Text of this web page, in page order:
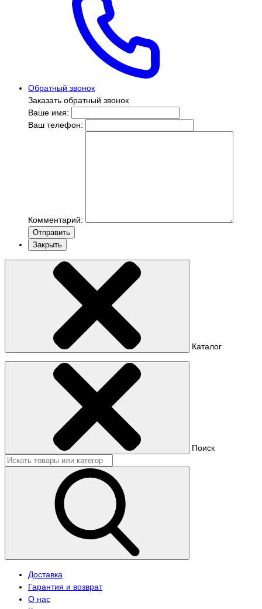
Обратный звонок
Заказать обратный звонок
Ваше имя:
Ваш телефон:
Комментарий:
Отправить
Закрыть
Каталог
Поиск
Доставка
Гарантия и возврат
О нас